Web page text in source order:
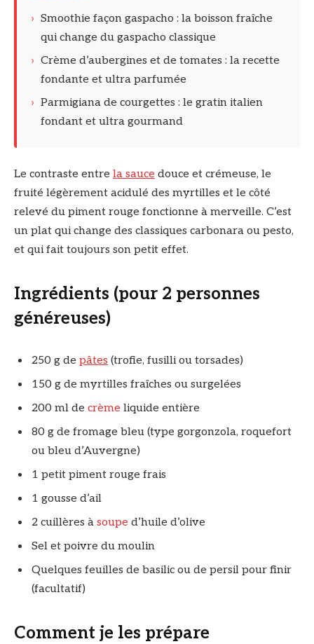
› Smoothie façon gaspacho : la boisson fraîche
qui change du gaspacho classique
› Crème d’aubergines et de tomates : la recette
fondante et ultra parfumée
› Parmigiana de courgettes : le gratin italien
fondant et ultra gourmand
Le contraste entre la sauce douce et crémeuse, le
fruité légèrement acidulé des myrtilles et le côté
relevé du piment rouge fonctionne à merveille. C’est
un plat qui change des classiques carbonara ou pesto,
et qui fait toujours son petit effet.
Ingrédients (pour 2 personnes
généreuses)
250 g de pâtes (trofie, fusilli ou torsades)
150 g de myrtilles fraîches ou surgelées
200 ml de crème liquide entière
80 g de fromage bleu (type gorgonzola, roquefort
ou bleu d’Auvergne)
1 petit piment rouge frais
1 gousse d’ail
2 cuillères à soupe d’huile d’olive
Sel et poivre du moulin
Quelques feuilles de basilic ou de persil pour finir
(facultatif)
Comment je les prépare